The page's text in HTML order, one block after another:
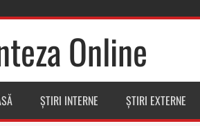
Online
ȘTIRI INTERNE ȘTIRI EXTERNE